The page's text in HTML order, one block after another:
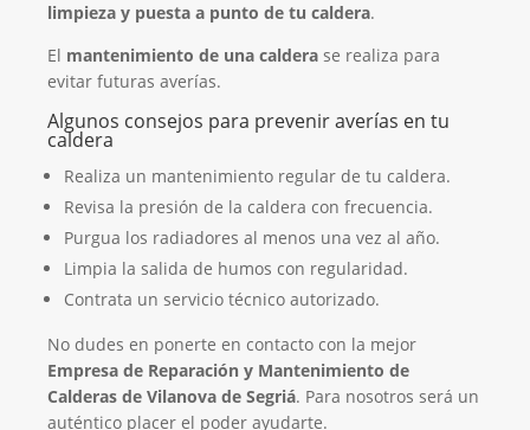
limpieza y puesta a punto de tu caldera.
El mantenimiento de una caldera se realiza para
evitar futuras averías.
Algunos consejos para prevenir averías en tu
caldera
Realiza un mantenimiento regular de tu caldera.
Revisa la presión de la caldera con frecuencia.
Purgua los radiadores al menos una vez al año.
Limpia la salida de humos con regularidad.
Contrata un servicio técnico autorizado.
No dudes en ponerte en contacto con la mejor
Empresa de Reparación y Mantenimiento de
Calderas de Vilanova de Segriá. Para nosotros será un
auténtico placer el poder ayudarte.